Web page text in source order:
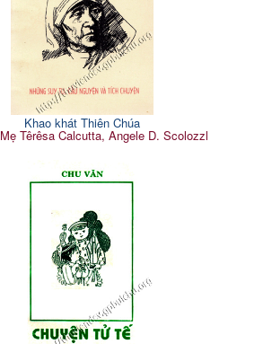
Khao khát Thiên Chúa
Mẹ Têrêsa Calcutta, Angele D. Scolozzl